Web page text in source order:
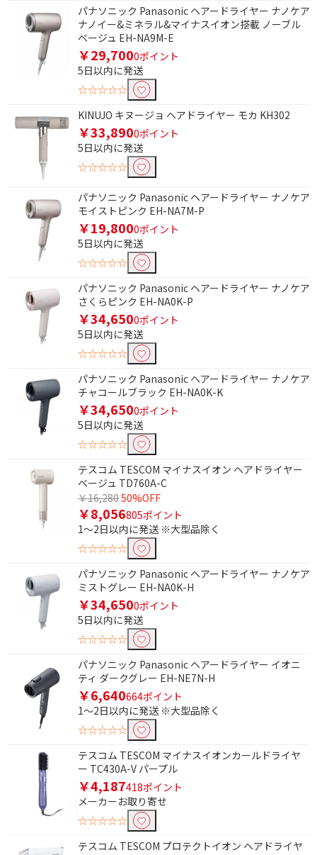
パナソニック Panasonic ヘアードライヤー ナノケア
ナノイー&ミネラル&マイナスイオン搭載 ノーブル
ベージュ EH-NA9M-E
￥29,7000ポイント
5日以内に発送
☆☆☆☆☆
KINUJO キヌージョ ヘアドライヤー モカ KH302
￥33,8900ポイント
5日以内に発送
☆☆☆☆☆
パナソニック Panasonic ヘアードライヤー ナノケア
モイストピンク EH-NA7M-P
￥19,8000ポイント
5日以内に発送
☆☆☆☆☆
パナソニック Panasonic ヘアードライヤー ナノケア
さくらピンク EH-NA0K-P
￥34,6500ポイント
5日以内に発送
☆☆☆☆☆
パナソニック Panasonic ヘアードライヤー ナノケア
チャコールブラック EH-NA0K-K
￥34,6500ポイント
5日以内に発送
☆☆☆☆☆
テスコム TESCOM マイナスイオン ヘアドライヤー
ベージュ TD760A-C
￥16,28050%OFF
￥8,056805ポイント
1～2日以内に発送 ※大型品除く
☆☆☆☆☆
パナソニック Panasonic ヘアードライヤー ナノケア
ミストグレー EH-NA0K-H
￥34,6500ポイント
5日以内に発送
☆☆☆☆☆
パナソニック Panasonic ヘアードライヤー イオニ
ティ ダークグレー EH-NE7N-H
￥6,640664ポイント
1～2日以内に発送 ※大型品除く
☆☆☆☆☆
テスコム TESCOM マイナスイオンカールドライヤ
ー TC430A-V パープル
￥4,187418ポイント
メーカーお取り寄せ
☆☆☆☆☆
テスコム TESCOM プロテクトイオン ヘアドライヤ
条件で絞り込む
フリーワードで絞り込む
除外する にチェックを入れると、指定したワード
を除外して検索します。
価格で絞り込む
消費電力で絞り込む
1250W
1000W
800W
650W
500W
BLDCモーター搭載(次世代ドライヤー)で絞
り込む
BLDCモーター搭載
マイナスイオンで絞り込む
有
自動温度調整機能で絞り込む
自動温度調整機能あり 自動温度調整機能なし
使用可能電圧で絞り込む
AC100-240V
AC100-120V/220-240V
AC100V
AC100V～240V
折りたたみで絞り込む
軽量タイプ(500g未満)で絞り込む
軽量タイプ(500g未満)
大風量モデル(1.5m3/分以上)で絞り込む